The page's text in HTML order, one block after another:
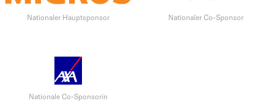
Nationaler Hauptsponsor Nationaler Co-Sponsor
Nationale Co-Sponsorin